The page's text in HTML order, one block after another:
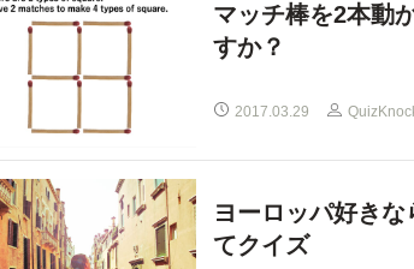
マッチ棒を2本動
すか？
2017.03.29
ヨーロッパ好き
てクイズ